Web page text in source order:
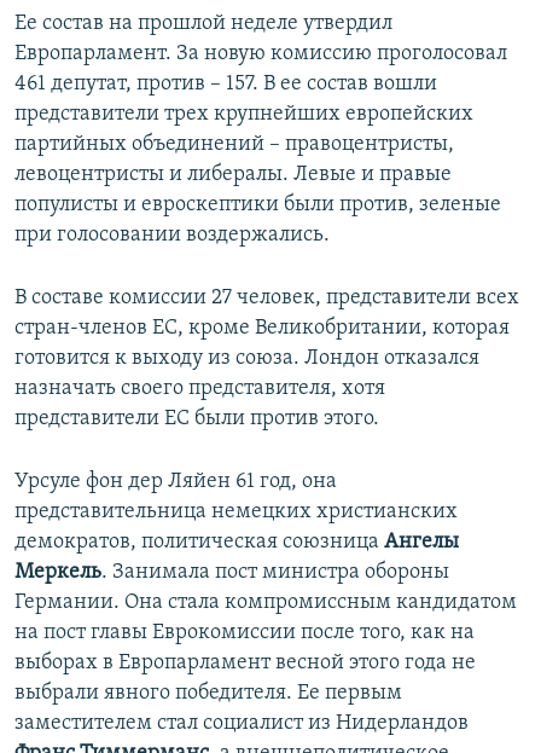
Ее состав на прошлой неделе утвердил
Европарламент. За новую комиссию проголосовал
461 депутат, против – 157. В ее состав вошли
представители трех крупнейших европейских
партийных объединений – правоцентристы,
левоцентристы и либералы. Левые и правые
популисты и евроскептики были против, зеленые
при голосовании воздержались.
В составе комиссии 27 человек, представители всех
стран-членов ЕС, кроме Великобритании, которая
готовится к выходу из союза. Лондон отказался
назначать своего представителя, хотя
представители ЕС были против этого.
Урсуле фон дер Ляйен 61 год, она
представительница немецких христианских
демократов, политическая союзница Ангелы
Меркель. Занимала пост министра обороны
Германии. Она стала компромиссным кандидатом
на пост главы Еврокомиссии после того, как на
выборах в Европарламент весной этого года не
выбрали явного победителя. Ее первым
заместителем стал социалист из Нидерландов